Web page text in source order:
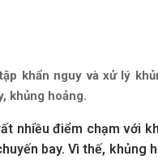
khẩn nguy và xử lý
khủng hoảng.
nhiều điểm chạm với
bay. Vì thế, khủng